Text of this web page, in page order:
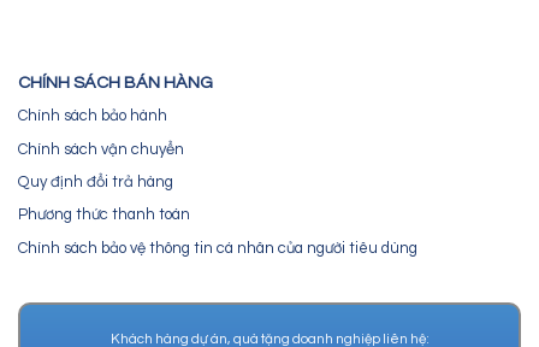
CHÍNH SÁCH BÁN HÀNG
Chính sách bảo hành
Chính sách vận chuyển
Quy định đổi trả hàng
Phương thức thanh toán
Chính sách bảo vệ thông tin cá nhân của người tiêu dùng
Khách hàng dự án, quà tặng doanh nghiệp liên hệ: